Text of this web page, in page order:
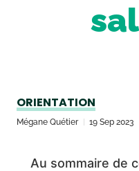
ORIENTATION
Mégane Quétier 19 Sep 2023
Au sommaire de